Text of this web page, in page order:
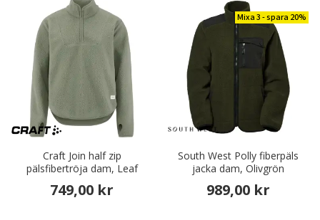
Craft Join half zip
pälsfibertröja dam, Leaf
749,00 kr
Mixa 3 - spara 20%
South West Polly fiberpäls
jacka dam, Olivgrön
989,00 kr